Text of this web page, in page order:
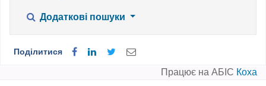
Додаткові пошуки
Поділитися
Працює на АБІС Коха